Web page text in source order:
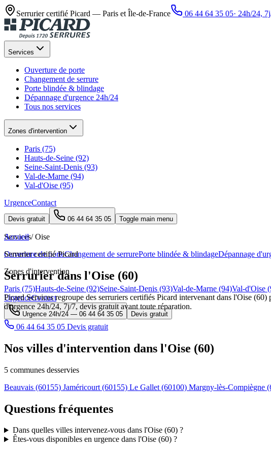
Serrurier certifié Picard — Paris et Île-de-France 06 44 64 35 05· 24h/24,
Services
Ouverture de porte
Changement de serrure
Porte blindée & blindage
Dépannage d'urgence 24h/24
Tous nos services
Zones d'intervention
Paris (75)
Hauts-de-Seine (92)
Seine-Saint-Denis (93)
Val-de-Marne (94)
Val-d'Oise (95)
UrgenceContact
Devis gratuit 06 44 64 35 05 Toggle main menu
Services
Ouverture de porteChangement de serrurePorte blindée & blindageDépannage
Zones d'intervention
Paris (75)Hauts-de-Seine (92)Seine-Saint-Denis (93)Val-de-Marne (94)Val-d'Oise
UrgenceContact
Urgence 24h/24 — 06 44 64 35 05 Devis gratuit
Accueil / Oise
Serrurier certifié Picard
Serrurier dans l'Oise (60)
Picard Services regroupe des serruriers certifiés Picard intervenant dans l'Oise
d'urgence 24h/24, 7j/7, devis gratuit avant toute réparation.
06 44 64 35 05 Devis gratuit
Nos villes d'intervention dans l'Oise (60)
5 communes desservies
Beauvais (60155) Jaméricourt (60155) Le Gallet (60100) Margny-lès-Compiègne
Questions fréquentes
Dans quelles villes intervenez-vous dans l'Oise (60) ?
Êtes-vous disponibles en urgence dans l'Oise (60) ?